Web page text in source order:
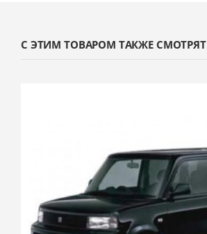
С ЭТИМ ТОВАРОМ ТАКЖЕ СМОТРЯТ